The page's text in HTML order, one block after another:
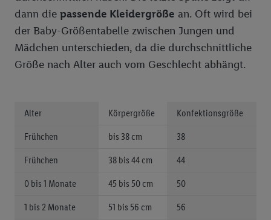
dann die passende Kleidergröße an. Oft wird bei
der Baby-Größentabelle zwischen Jungen und
Mädchen unterschieden, da die durchschnittliche
Größe nach Alter auch vom Geschlecht abhängt.
Alter Körpergröße Konfektionsgröße
Frühchen bis 38 cm 38
Frühchen 38 bis 44 cm 44
0 bis 1 Monate 45 bis 50 cm 50
1 bis 2 Monate 51 bis 56 cm 56